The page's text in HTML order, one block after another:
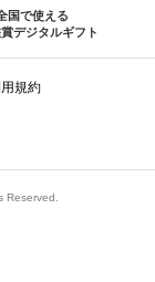
国で使える
デジタルギフト
規約
Reserved.